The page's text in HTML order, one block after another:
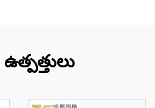
ఉత్పత్తులు